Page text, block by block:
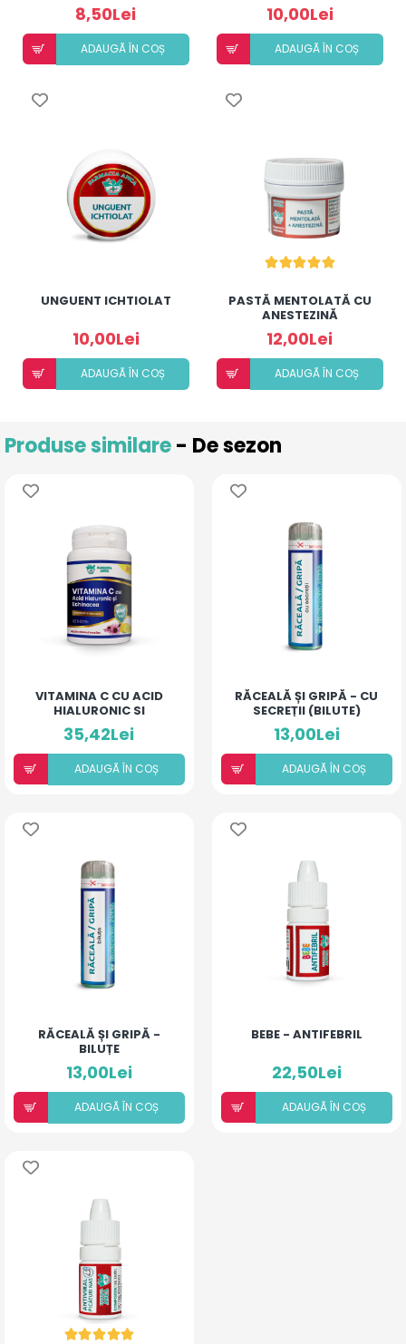
8,50Lei
ADAUGÃ ÎN COȘ
10,00Lei
ADAUGÃ ÎN COȘ
UNGUENT ICHTIOLAT
10,00Lei
ADAUGÃ ÎN COȘ
PASTĂ MENTOLATĂ CU
ANESTEZINĂ
12,00Lei
ADAUGÃ ÎN COȘ
Produse similare- De sezon
VITAMINA C CU ACID
HIALURONIC SI
ECHINACEA
35,42Lei
ADAUGÃ ÎN COȘ
RĂCEALĂ ȘI GRIPĂ - CU
SECREȚII (BILUTE)
13,00Lei
ADAUGÃ ÎN COȘ
RĂCEALĂ ȘI GRIPĂ -
BILUȚE
13,00Lei
ADAUGÃ ÎN COȘ
BEBE - ANTIFEBRIL
22,50Lei
ADAUGÃ ÎN COȘ